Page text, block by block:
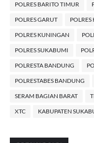
POLRES BARITO TIMUR
POLRES GARUT
POLRES KUNINGAN
POLRES SUKABUMI
POLRESTA BANDUNG
POLRESTABES BANDUNG
SERAM BAGIAN BARAT
XTC KABUPATEN